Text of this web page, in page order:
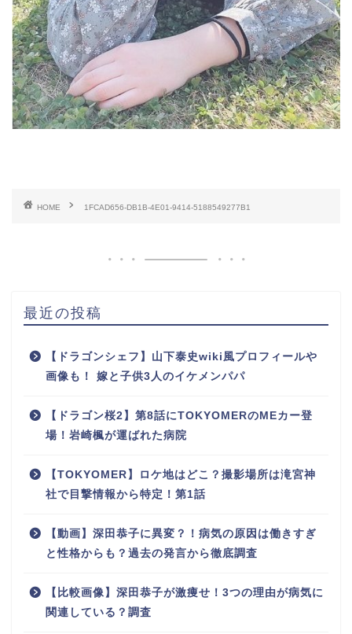
HOME 1FCAD656-DB1B-4E01-9414-5188549277B1
最近の投稿
【ドラゴンシェフ】山下泰史wiki風プロフィールや
画像も！ 嫁と子供3人のイケメンパパ
【ドラゴン桜2】第8話にTOKYOMERのMEカー登
場！岩崎楓が運ばれた病院
【TOKYOMER】ロケ地はどこ？撮影場所は滝宮神
社で目撃情報から特定！第1話
【動画】深田恭子に異変？！病気の原因は働きすぎ
と性格からも？過去の発言から徹底調査
【比較画像】深田恭子が激痩せ！3つの理由が病気に
関連している？調査